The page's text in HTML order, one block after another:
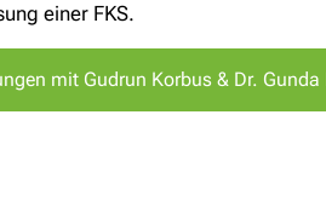
einer FKS.
mit Gudrun Korbus & Dr. Gunda